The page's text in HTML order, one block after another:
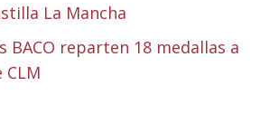
La Mancha
BACO reparten 18 medallas a
CLM